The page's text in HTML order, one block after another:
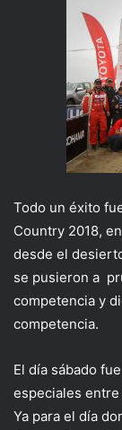
Todo un éxito
Country 2018,
desde el
se pusieron a
competencia y
competencia.
El día sábado
especiales entre
Ya para el día